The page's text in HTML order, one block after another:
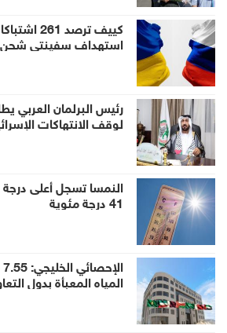
كييف ترصد
استهداف سفينتي شحن
رئيس البرلمان العربي
لوقف الانتهاكات
النمسا تسجل أعلى درجة
41 درجة مئوية
المياه المعبأة بدول